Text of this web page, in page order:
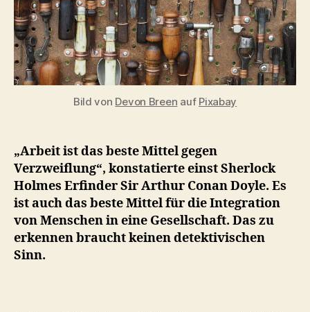
Bild von Devon Breen auf Pixabay
„Arbeit ist das beste Mittel gegen
Verzweiflung“, konstatierte einst Sherlock
Holmes Erfinder Sir Arthur Conan Doyle. Es
ist auch das beste Mittel für die Integration
von Menschen in eine Gesellschaft. Das zu
erkennen braucht keinen detektivischen
Sinn.